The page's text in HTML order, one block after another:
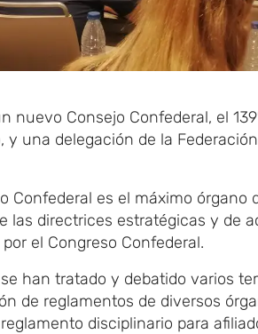
nuevo Consejo Confederal, el
una delegación de la
Confederal es el máximo
las directrices estratégicas y de
el Congreso Confederal.
han tratado y debatido varios
de reglamentos de diversos
disciplinario para